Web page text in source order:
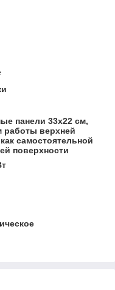
панели 33х22 см,
работы верхней
самостоятельной
поверхности